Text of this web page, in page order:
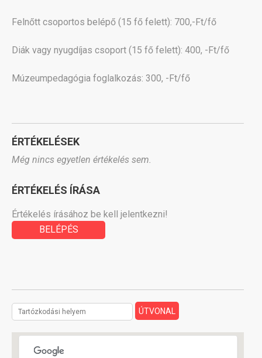
Felnőtt csoportos belépő (15 fő felett): 700,-Ft/fő
Diák vagy nyugdíjas csoport (15 fő felett): 400, -Ft/fő
Múzeumpedagógia foglalkozás: 300, -Ft/fő
ÉRTÉKELÉSEK
Még nincs egyetlen értékelés sem.
ÉRTÉKELÉS ÍRÁSA
Értékelés írásához be kell jelentkezni!
BELÉPÉS